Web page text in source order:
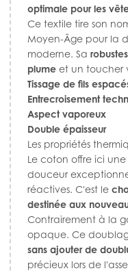
optimale pour les
Ce textile tire son
Moyen-Âge pour la
moderne. Sa
plume et un toucher
Tissage de fils
Entrecroisement
Aspect vaporeux
Double épaisseur
Les propriétés
Le coton offre ici
douceur
réactives. C'est le
destinée aux
Contrairement à la
opaque. Ce
sans ajouter de
précieux lors de